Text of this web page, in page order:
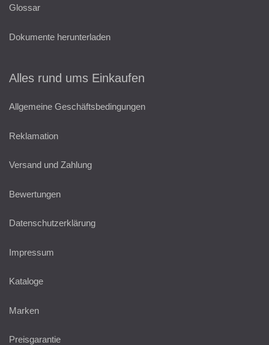
Glossar
Dokumente herunterladen
Alles rund ums Einkaufen
Allgemeine Geschäftsbedingungen
Reklamation
Versand und Zahlung
Bewertungen
Datenschutzerklärung
Impressum
Kataloge
Marken
Preisgarantie